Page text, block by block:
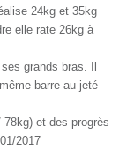
24kg et 35kg
elle rate 26kg à
grands bras. Il
barre au jeté
et des progrès
2017